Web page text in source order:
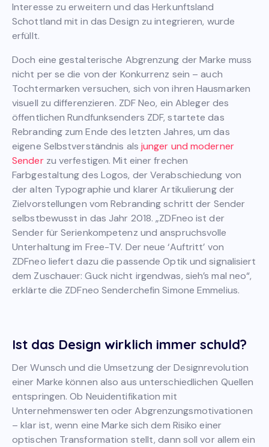
Interesse zu erweitern und das Herkunftsland
Schottland mit in das Design zu integrieren, wurde
erfüllt.
Doch eine gestalterische Abgrenzung der Marke muss
nicht per se die von der Konkurrenz sein – auch
Tochtermarken versuchen, sich von ihren Hausmarken
visuell zu differenzieren. ZDF Neo, ein Ableger des
öffentlichen Rundfunksenders ZDF, startete das
Rebranding zum Ende des letzten Jahres, um das
eigene Selbstverständnis als junger und moderner
Senderzu verfestigen. Mit einer frechen
Farbgestaltung des Logos, der Verabschiedung von
der alten Typographie und klarer Artikulierung der
Zielvorstellungen vom Rebranding schritt der Sender
selbstbewusst in das Jahr 2018. „ZDFneo ist der
Sender für Serienkompetenz und anspruchsvolle
Unterhaltung im Free-TV. Der neue ‘Auftritt’ von
ZDFneo liefert dazu die passende Optik und signalisiert
dem Zuschauer: Guck nicht irgendwas, sieh’s mal neo“,
erklärte die ZDFneo Senderchefin Simone Emmelius.
Ist das Design wirklich immer schuld?
Der Wunsch und die Umsetzung der Designrevolution
einer Marke können also aus unterschiedlichen Quellen
entspringen. Ob Neuidentifikation mit
Unternehmenswerten oder Abgrenzungsmotivationen
– klar ist, wenn eine Marke sich dem Risiko einer
optischen Transformation stellt, dann soll vor allem ein